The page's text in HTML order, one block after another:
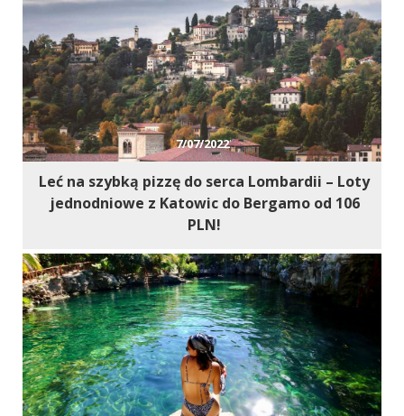
7/07/2022
Leć na szybką pizzę do serca Lombardii – Loty
jednodniowe z Katowic do Bergamo od 106
PLN!